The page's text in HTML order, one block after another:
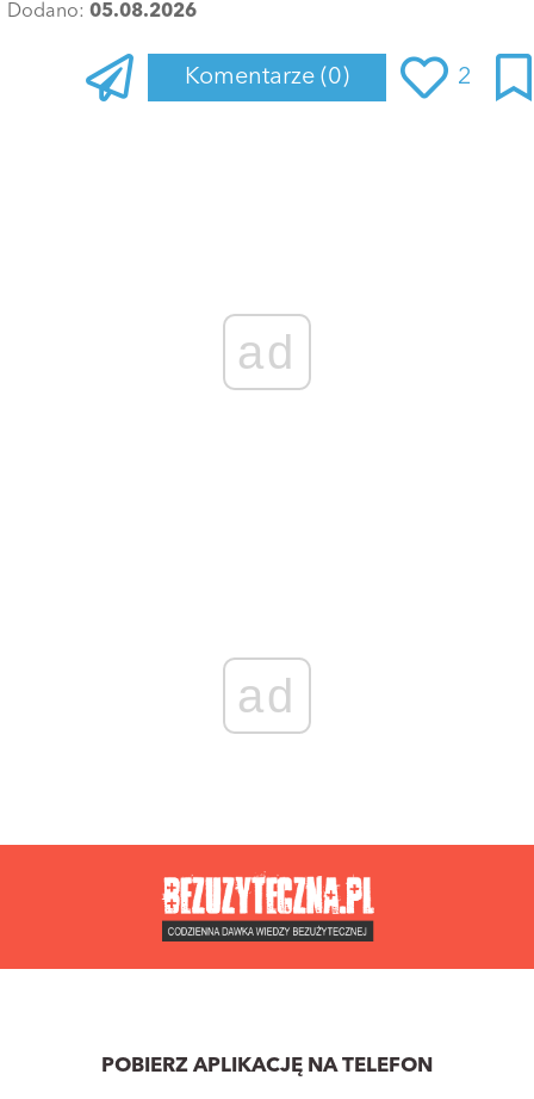
Dodano: 05.08.2026
Komentarze (0) 2
ad
ad
POBIERZ APLIKACJĘ NA TELEFON